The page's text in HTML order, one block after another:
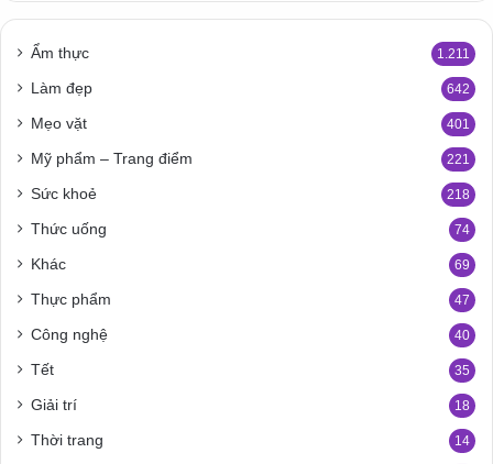
Ẩm thực 1.211
Làm đẹp 642
Mẹo vặt 401
Mỹ phẩm – Trang điểm 221
Sức khoẻ 218
Thức uống 74
Khác 69
Thực phẩm 47
Công nghệ 40
Tết 35
Giải trí 18
Thời trang 14